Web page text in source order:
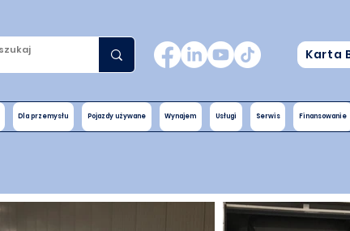
Karta
Dla przemysłu Pojazdy używane Wynajem Usługi Serwis Finansowanie